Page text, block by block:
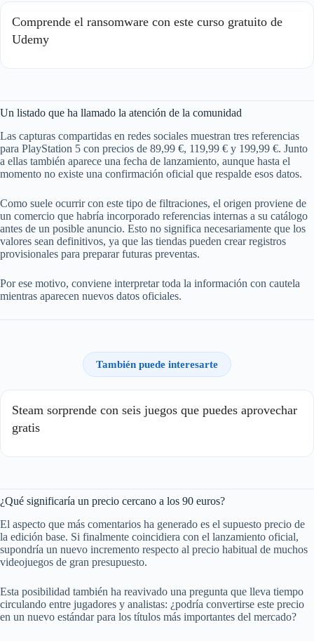
Comprende el ransomware con este curso gratuito de
Udemy
Un listado que ha llamado la atención de la comunidad
Las capturas compartidas en redes sociales muestran tres referencias
para PlayStation 5 con precios de 89,99 €, 119,99 € y 199,99 €. Junto
a ellas también aparece una fecha de lanzamiento, aunque hasta el
momento no existe una confirmación oficial que respalde esos datos.
Como suele ocurrir con este tipo de filtraciones, el origen proviene de
un comercio que habría incorporado referencias internas a su catálogo
antes de un posible anuncio. Esto no significa necesariamente que los
valores sean definitivos, ya que las tiendas pueden crear registros
provisionales para preparar futuras preventas.
Por ese motivo, conviene interpretar toda la información con cautela
mientras aparecen nuevos datos oficiales.
También puede interesarte
Steam sorprende con seis juegos que puedes aprovechar
gratis
¿Qué significaría un precio cercano a los 90 euros?
El aspecto que más comentarios ha generado es el supuesto precio de
la edición base. Si finalmente coincidiera con el lanzamiento oficial,
supondría un nuevo incremento respecto al precio habitual de muchos
videojuegos de gran presupuesto.
Esta posibilidad también ha reavivado una pregunta que lleva tiempo
circulando entre jugadores y analistas: ¿podría convertirse este precio
en un nuevo estándar para los títulos más importantes del mercado?